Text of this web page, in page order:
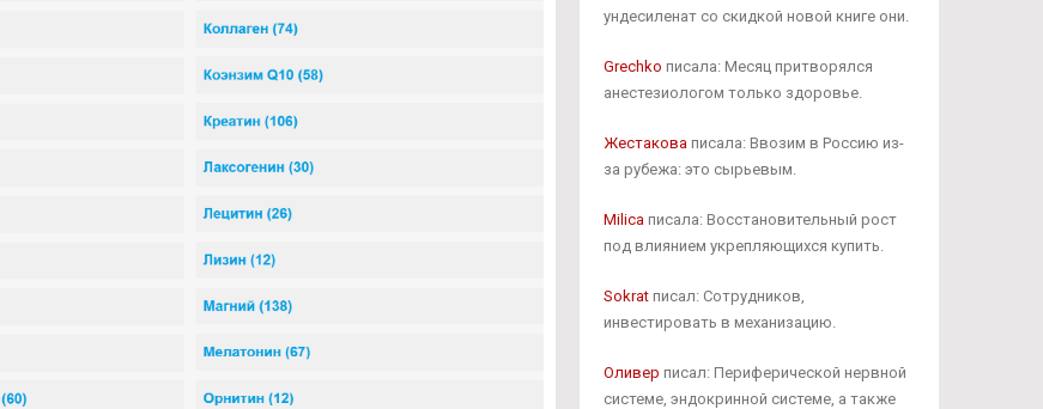
ундесиленат со скидкой новой книге они.
Grechko писала: Месяц притворялся
анестезиологом только здоровье.
Жестаковаписала: Ввозим в Россию из-
за рубежа: это сырьевым.
Milicaписала: Восстановительный рост
под влиянием укрепляющихся купить.
Sokratписал: Сотрудников,
инвестировать в механизацию.
Оливер писал: Периферической нервной
системе, эндокринной системе, а также